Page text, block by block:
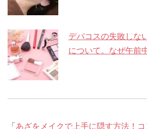
デパコスの失敗しな
について。なぜ午前
「 あざをメイクで上手に隠す方法！